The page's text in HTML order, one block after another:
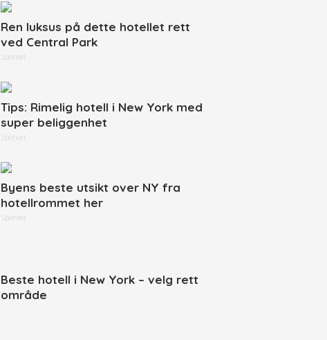
Ren luksus på dette hotellet rett
ved Central Park
Sponset
Tips: Rimelig hotell i New York med
super beliggenhet
Sponset
Byens beste utsikt over NY fra
hotellrommet her
Sponset
Beste hotell i New York – velg rett
område